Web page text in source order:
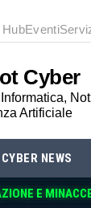
Eventi
Cyber
Artificiale
CYBER NEWS
E